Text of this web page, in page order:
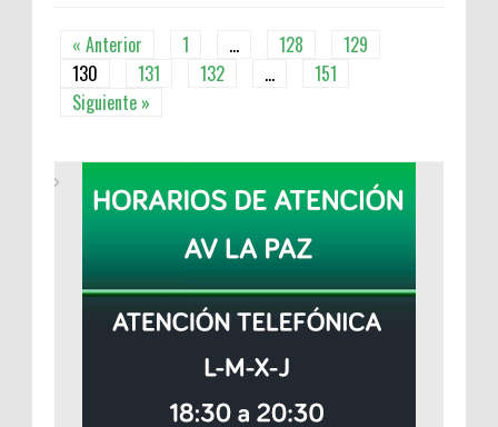
« Anterior 1 … 128
129
130
131 132 …
151
Siguiente »